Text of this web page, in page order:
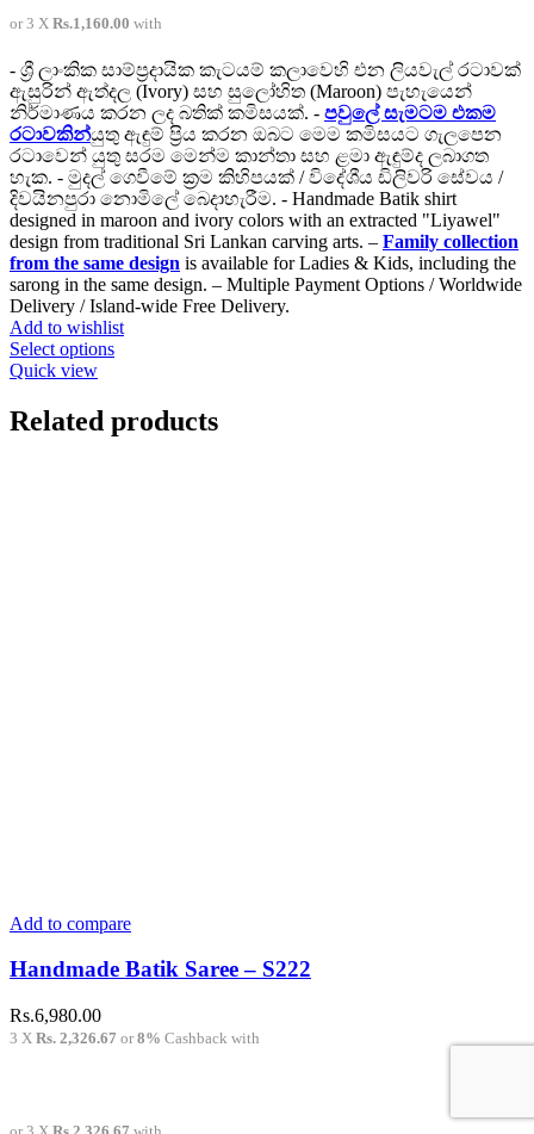
or 3 X Rs.1,160.00 with
- ශ්‍රී ලාංකික සාම්ප්‍රදායික කැටයම් කලාවෙහි එන ලියවැල් රටාවක්
ඇසුරින් ඇත්දල (Ivory) සහ සුලෝහිත (Maroon) පැහැයෙන්
නිර්මාණය කරන ලද බතික් කමිසයක්. - පවුලේ සැමටම එකම
රටාවකින්යුතු ඇඳුම් ප්‍රිය කරන ඔබට මෙම කමිසයට ගැලපෙන
රටාවෙන් යුතු සරම මෙන්ම කාන්තා සහ ළමා ඇඳුම්ද ලබාගත
හැක. - මුදල් ගෙවීමේ ක්‍රම කිහිපයක් / විදේශීය ඩිලිවරි සේවය /
දිවයිනපුරා නොමිලේ බෙදාහැරීම. - Handmade Batik shirt
designed in maroon and ivory colors with an extracted "Liyawel"
design from traditional Sri Lankan carving arts. – Family collection
from the same design is available for Ladies & Kids, including the
sarong in the same design. – Multiple Payment Options / Worldwide
Delivery / Island-wide Free Delivery.
Add to wishlist
Select optionsThis
multiple
variants.
Quick view
Related products
Add to compare
Handmade Batik Saree – S222
Rs.6,980.00
3 X Rs. 2,326.67 or8% Cashback with